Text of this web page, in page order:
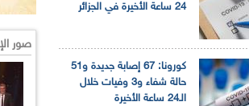
24 ساعة الأخيرة في الجزائر
كورونا: 67 إصابة جديدة و51
حالة شفاء و3 وفيات خلال
الـ24 ساعة الأخيرة
صور